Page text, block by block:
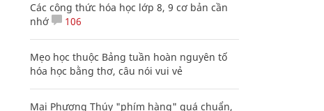
Các công thức hóa học lớp 8, 9 cơ bản cần
nhớ
106
Mẹo học thuộc Bảng tuần hoàn nguyên tố
hóa học bằng thơ, câu nói vui vẻ
Mai Phương Thúy "phím hàng" quá chuẩn,